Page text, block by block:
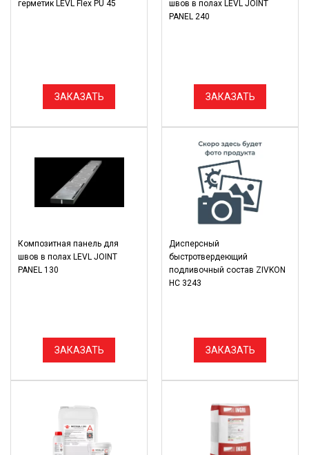
герметик LEVL Flex PU 45
ЗАКАЗАТЬ
швов в полах LEVL JOINT
PANEL 240
ЗАКАЗАТЬ
Композитная панель для
швов в полах LEVL JOINT
PANEL 130
ЗАКАЗАТЬ
Дисперсный
быстротвердеющий
подливочный состав ZIVKON
HC 3243
ЗАКАЗАТЬ